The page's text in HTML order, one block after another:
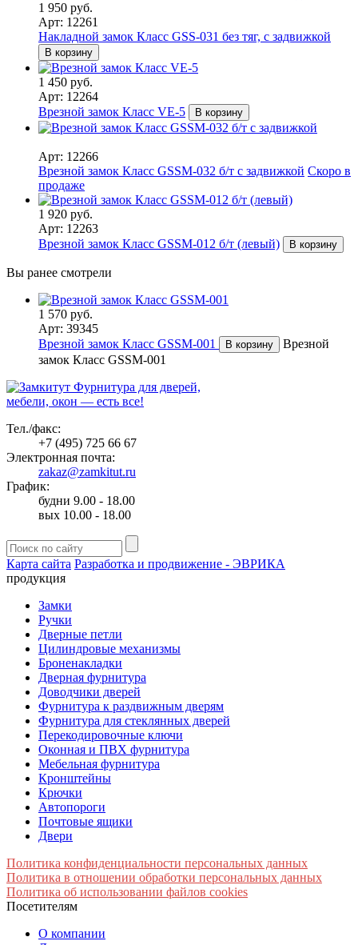
1 950 руб.
Арт: 12261
Накладной замок Класс GSS-031 без тяг, с задвижкой
В корзину
1 450 руб.
Арт: 12264
Врезной замок Класс VE-5
В корзину
Арт: 12266
Врезной замок Класс GSSM-032 б/т с задвижкой Скоро в
продаже
1 920 руб.
Арт: 12263
Врезной замок Класс GSSM-012 б/т (левый)
В корзину
Вы ранее смотрели
1 570 руб.
Арт: 39345
Врезной замок Класс GSSM-001
В корзину
Врезной
замок Класс GSSM-001
Фурнитура для дверей,
мебели, окон — есть все!
Тел./факс:
+7 (495) 725 66 67
Электронная почта:
zakaz@zamkitut.ru
График:
будни 9.00 - 18.00
вых 10.00 - 18.00
Карта сайта Разработка и продвижение - ЭВРИКА
продукция
Замки
Ручки
Дверные петли
Цилиндровые механизмы
Броненакладки
Дверная фурнитура
Доводчики дверей
Фурнитура к раздвижным дверям
Фурнитура для стеклянных дверей
Перекодировочные ключи
Оконная и ПВХ фурнитура
Мебельная фурнитура
Кронштейны
Крючки
Автопороги
Почтовые ящики
Двери
Политика конфиденциальности персональных данных
Политика в отношении обработки персональных данных
Политика об использовании файлов cookies
Посетителям
О компании